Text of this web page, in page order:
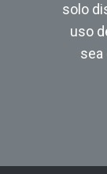
solo
uso
sea